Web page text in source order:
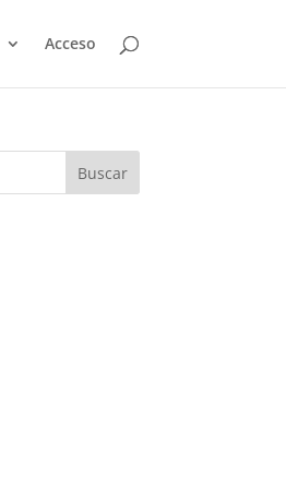
Acceso